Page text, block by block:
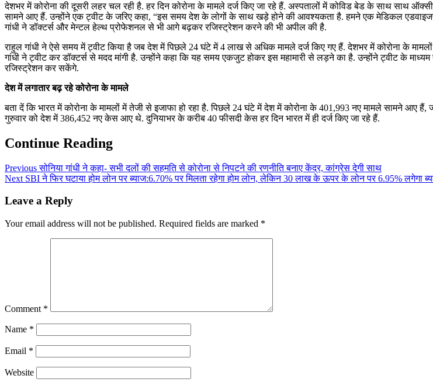
देशभर में कोरोना की दूसरी लहर चल रही है. हर दिन कोरोना के मामले दर्ज किए जा रहे हैं. अस्पतालों में कोविड बेड के साथ साथ
सामने आए हैं. उन्होंने एक ट्वीट के जरिए कहा, “इस समय देश के लोगों के साथ खड़े होने की आवश्यकता है. हमने एक मेडिकल
गांधी ने डॉक्टर्स और मेन्टल हेल्थ प्रोफेशनल से भी आगे बढ़कर रजिस्ट्रेशन करने की भी अपील की है.
राहुल गांधी ने ऐसे समय में ट्वीट किया है जब देश में पिछले 24 घंटे में 4 लाख से अधिक मामले दर्ज किए गए हैं. देशभर में कोरोना के
गांधी ने ट्वीट कर डॉक्टर्स से मदद मांगी है. उन्होंने कहा कि यह समय एकजुट होकर इस महामारी से लड़ने का है. उन्होंने ट्वीट के
रजिस्ट्रेशन कर सकेंगे.
देश में लगातार बढ़ रहे कोरोना के मामले
बता दें कि भारत में कोरोना के मामलों में तेजी से इजाफा हो रहा है. पिछले 24 घंटे में देश में कोरोना के 401,993 नए मामले सामने आए
गुरुवार को देश में 386,452 नए केस आए थे. दुनियाभर के करीब 40 फीसदी केस हर दिन भारत में ही दर्ज किए जा रहे हैं.
Continue Reading
Previousसोनिया गांधी ने कहा- सभी दलों की सहमति से कोरोना से निपटने की रणनीति बनाए केंद्र, कांग्रेस देगी साथ
Next SBI ने फिर घटाया होम लोन पर ब्याज:6.70% पर मिलता रहेगा होम लोन, लेकिन 30 लाख के ऊपर के लोन पर 6.95% लगेगा
Leave a Reply
Your email address will not be published. Required fields are marked *
Comment *
Name *
Email *
Website